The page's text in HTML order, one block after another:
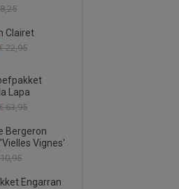
Clairet
22,95
Lapa
63,95
Bergeron
Vignes'
Engarran